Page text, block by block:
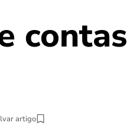
contas
artigo